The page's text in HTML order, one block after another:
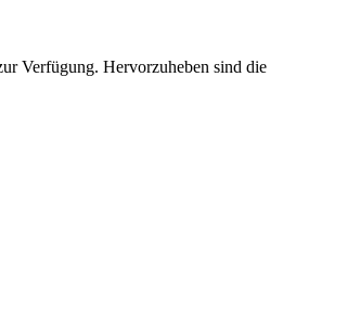
Verfügung. Hervorzuheben sind die